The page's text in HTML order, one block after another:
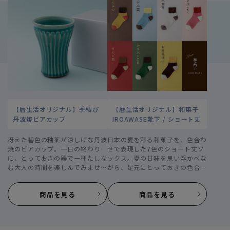
シーズン
旬のもの 季語
月と星 にっぽんのいろ
特集
【暦生活オリジナル】季結び
丹波焼ビアカップ
冴えた碧色の釉薬が涼しげな丹波
焼のビアカップ。一日の終わり
に、とっておきの器で一杯たしな
む大人の時間を楽しんでみません
商品を見る
【暦生活オリジナル】和菓子
IROAWASE靴下 / ショート丈
日本の夏を彩る和菓子を、色合わ
せで表現した7色のショート丈ソ
ックス。夏の甘味を思い浮かべな
がら、足元にとっておきの色合わ
商品を見る